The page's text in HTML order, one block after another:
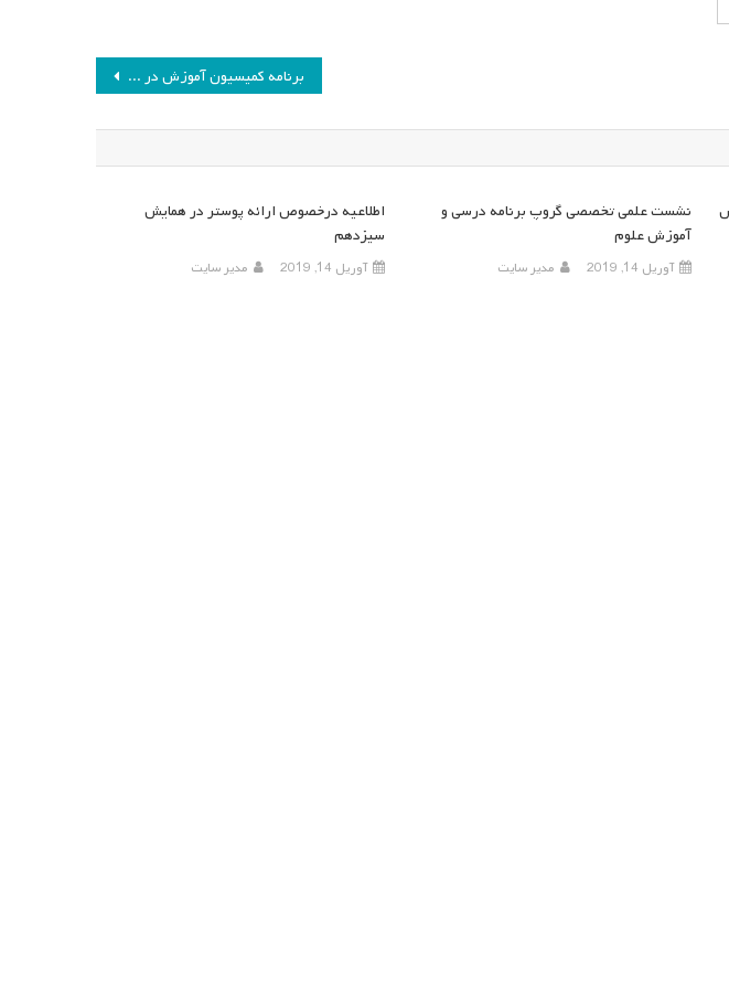
برنامه کمیسیون آموزش در سال ۱۳۸۶
اطلاعیه درخصوص ارائه پوستر در همایش
سیزدهم
آوریل 14, 2019 مدیر سایت
نشست علمی تخصصی گروپ برنامه درسی و
آموزش علوم
آوریل 14, 2019 مدیر سایت